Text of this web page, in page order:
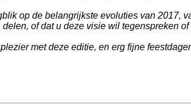
op de belangrijkste evoluties van 2017,
of dat u deze visie wil tegenspreken
met deze editie, en erg fijne